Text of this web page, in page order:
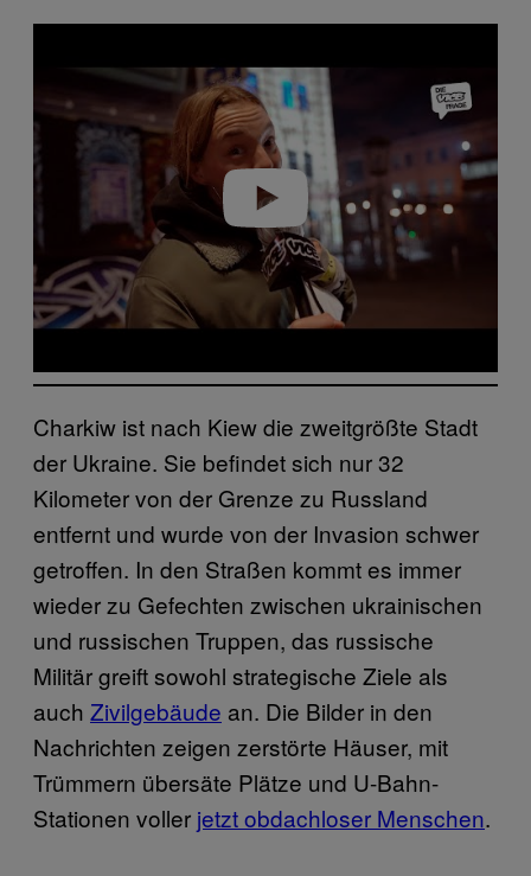
Play video
Charkiw ist nach Kiew die zweitgrößte Stadt
der Ukraine. Sie befindet sich nur 32
Kilometer von der Grenze zu Russland
entfernt und wurde von der Invasion schwer
getroffen. In den Straßen kommt es immer
wieder zu Gefechten zwischen ukrainischen
und russischen Truppen, das russische
Militär greift sowohl strategische Ziele als
auch Zivilgebäude an. Die Bilder in den
Nachrichten zeigen zerstörte Häuser, mit
Trümmern übersäte Plätze und U-Bahn-
Stationen voller jetzt obdachloser Menschen.